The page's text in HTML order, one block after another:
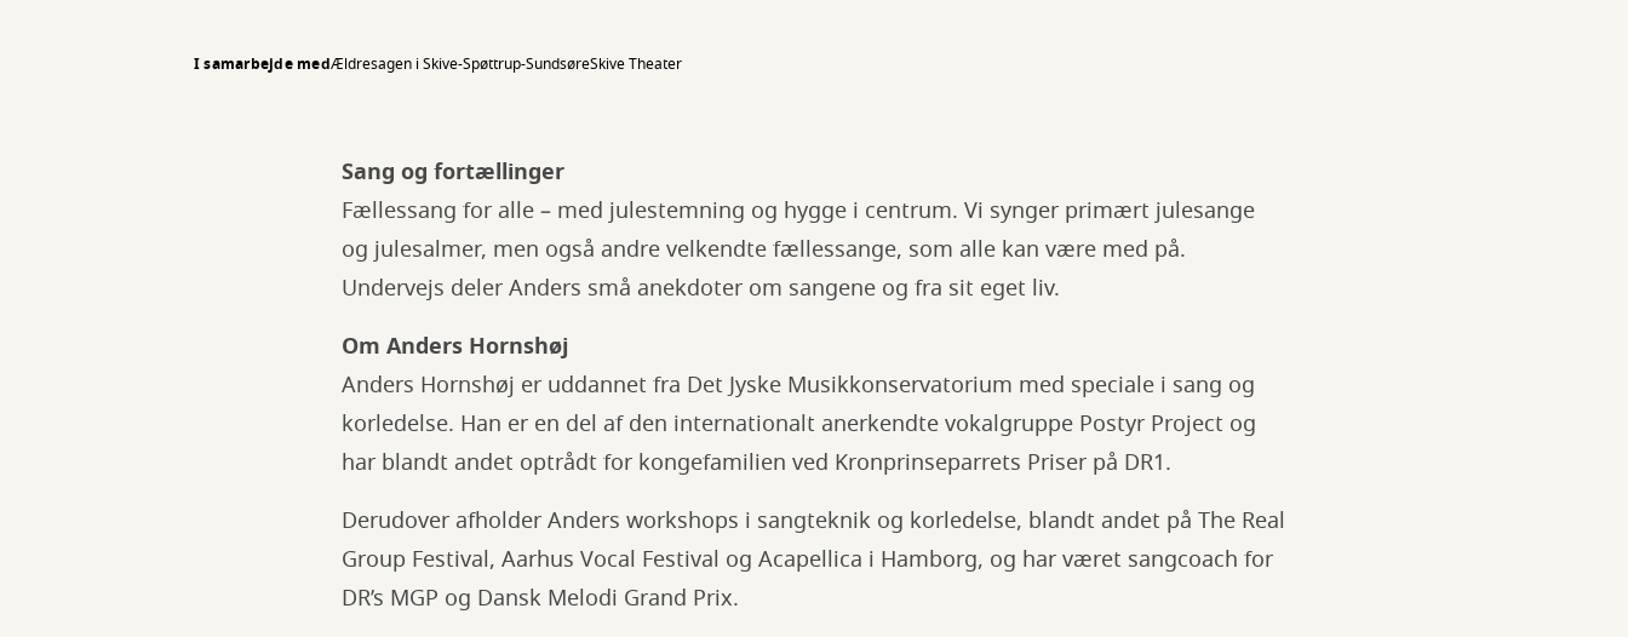
I samarbejde medÆldresagen i Skive-Spøttrup-SundsøreSkive Theater
Sang og fortællinger
Fællessang for alle – med julestemning og hygge i centrum. Vi synger primært julesange
og julesalmer, men også andre velkendte fællessange, som alle kan være med på.
Undervejs deler Anders små anekdoter om sangene og fra sit eget liv.
Om Anders Hornshøj
Anders Hornshøj er uddannet fra Det Jyske Musikkonservatorium med speciale i sang og
korledelse. Han er en del af den internationalt anerkendte vokalgruppe Postyr Project og
har blandt andet optrådt for kongefamilien ved Kronprinseparrets Priser på DR1.
Derudover afholder Anders workshops i sangteknik og korledelse, blandt andet på The Real
Group Festival, Aarhus Vocal Festival og Acapellica i Hamborg, og har været sangcoach for
DR’s MGP og Dansk Melodi Grand Prix.